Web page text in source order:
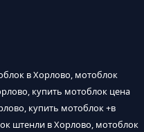
в Хорлово, мотоблок
купить мотоблок цена
купить мотоблок +в
штенли в Хорлово, мотоблок